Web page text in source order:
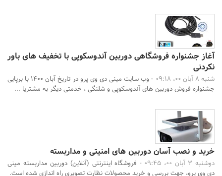
آغاز جشنواره فروشگاهی دوربین آندوسکوپی با تخفیف های باور
نکردنی
شنبه 8 آبان 00، 09:18 -
وب سایت مینی دی وی پرو در تاریخ آبان 1400 با برپایی
جشنواره فروش دوربین های آندوسکوپی و شلنگی ، خدمتی دیگر به مشتریا ...
خرید و نصب آسان دوربین های امنیتی و مداربسته
دوشنبه 3 آبان 00، 09:45 -
فروشگاه اینترنتی (آنلاین) دوربین مداربسته مینی
دی وی پرو، جهت بررسی و خرید محصولات نظارت تصویری راه اندازی شده است.